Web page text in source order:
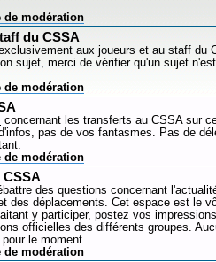
de modération
du CSSA
aux joueurs et au staff du
sujet, merci de vérifier qu'un sujet
de modération
concernant les transferts au CSSA sur
pas de vos fantasmes. Pas de
de modération
des questions concernant
des déplacements. Cet espace est le
y participer, postez vos
officielles des différents groupes.
le moment.
de modération